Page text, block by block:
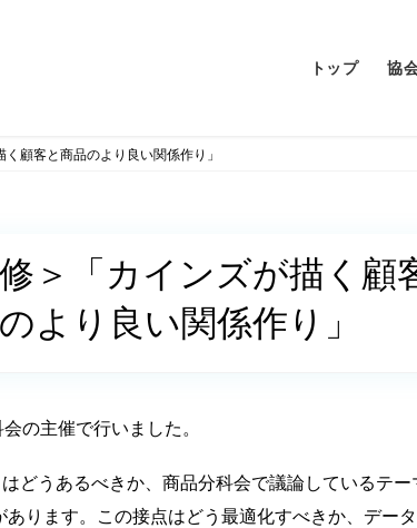
トップ 協
顧客と商品のより良い関係作り」
＞「カインズが描く顧
より良い関係作り」
の主催で行いました。
どうあるべきか、商品分科会で議論しているテー
ります。この接点はどう最適化すべきか、デー